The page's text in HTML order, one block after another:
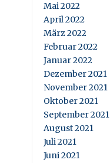
Mai 2022
April 2022
März 2022
Februar 2022
Januar 2022
Dezember 2021
November 2021
Oktober 2021
September 2021
August 2021
Juli 2021
Juni 2021